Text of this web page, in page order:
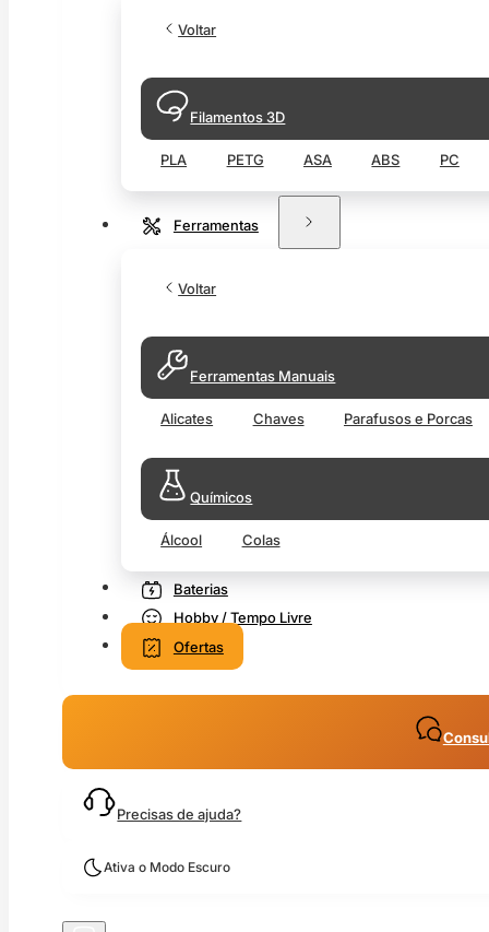
Voltar
Filamentos 3D
PLA PETG ASA ABS PC
Ferramentas
Voltar
Ferramentas Manuais
Alicates Chaves Parafusos e Porcas
Químicos
Álcool Colas
Baterias
Hobby / Tempo Livre
Ofertas
Precisas de ajuda?
Ativa o Modo Escuro